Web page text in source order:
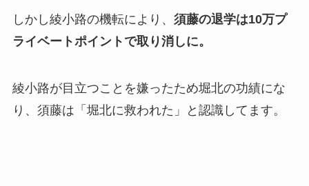
しかし綾小路の機転により、 須藤の退学は10万プ
ライベートポイントで取り消しに。
綾小路が目立つことを嫌ったため堀北の功績にな
り、須藤は「堀北に救われた」と認識してます。